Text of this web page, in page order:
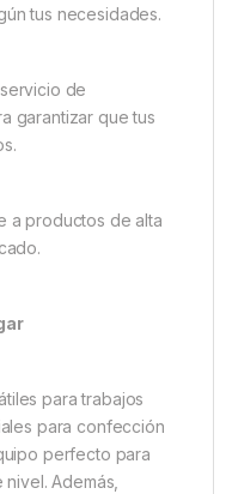
tus necesidades.
de
garantizar que tus
a productos de alta
para trabajos
para confección
perfecto para
Además,